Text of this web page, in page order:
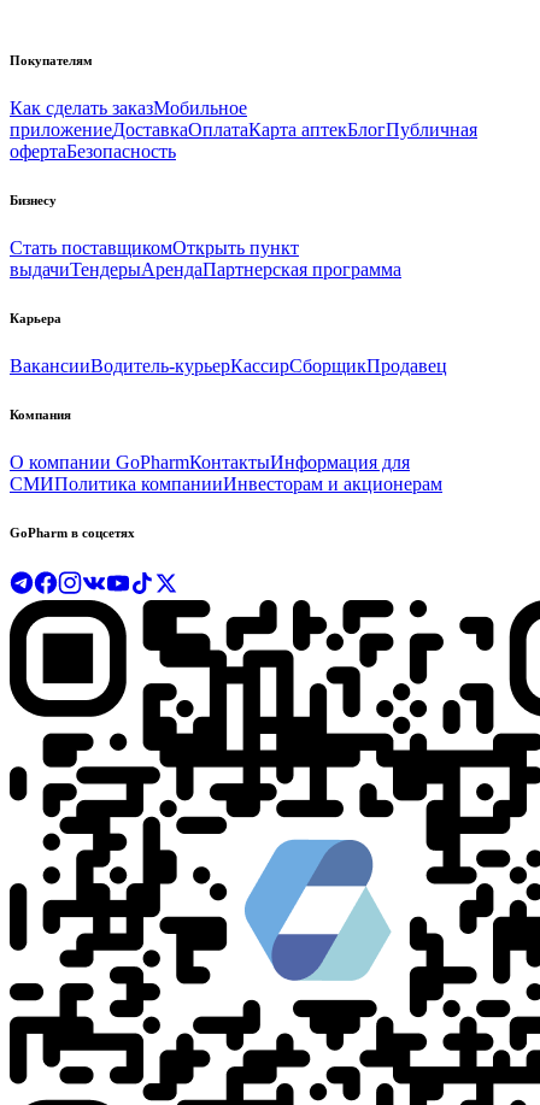
Покупателям
Как сделать заказМобильное
приложениеДоставкаОплатаКарта аптекБлогПубличная
офертаБезопасность
Бизнесу
Стать поставщикомОткрыть пункт
выдачиТендерыАрендаПартнерская программа
Карьера
ВакансииВодитель-курьерКассирСборщикПродавец
Компания
О компании GoPharmКонтактыИнформация для
СМИПолитика компанииИнвесторам и акционерам
GoPharm в соцсетях